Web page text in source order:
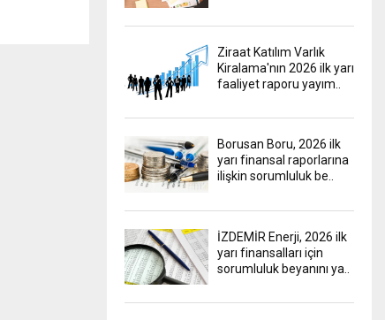
Ziraat Katılım Varlık
Kiralama'nın 2026 ilk yarı
faaliyet raporu yayım..
Borusan Boru, 2026 ilk
yarı finansal raporlarına
ilişkin sorumluluk be..
İZDEMİR Enerji, 2026 ilk
yarı finansalları için
sorumluluk beyanını ya..